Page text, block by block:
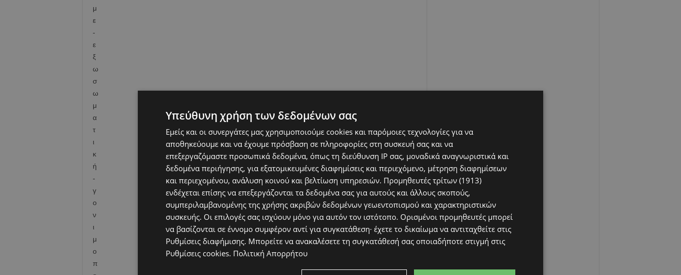
Υπεύθυνη χρήση των δεδομένων σας
Εμείς και οι συνεργάτες μας χρησιμοποιούμε cookies και παρόμοιες τεχνολογίες για να
αποθηκεύουμε και να έχουμε πρόσβαση σε πληροφορίες στη συσκευή σας και να
επεξεργαζόμαστε προσωπικά δεδομένα, όπως τη διεύθυνση IP σας, μοναδικά αναγνωριστικά και
δεδομένα περιήγησης, για εξατομικευμένες διαφημίσεις και περιεχόμενο, μέτρηση διαφημίσεων
και περιεχομένου, ανάλυση κοινού και βελτίωση υπηρεσιών. Προμηθευτές τρίτων (1913)
ενδέχεται επίσης να επεξεργάζονται τα δεδομένα σας για αυτούς και άλλους σκοπούς,
συμπεριλαμβανομένης της χρήσης ακριβών δεδομένων γεωεντοπισμού και χαρακτηριστικών
συσκευής. Οι επιλογές σας ισχύουν μόνο για αυτόν τον ιστότοπο. Ορισμένοι προμηθευτές μπορεί
να βασίζονται σε έννομο συμφέρον αντί για συγκατάθεση· έχετε το δικαίωμα να αντιταχθείτε στις
Ρυθμίσεις διαφήμισης. Μπορείτε να ανακαλέσετε τη συγκατάθεσή σας οποιαδήποτε στιγμή στις
Ρυθμίσεις cookies. Πολιτική Απορρήτου